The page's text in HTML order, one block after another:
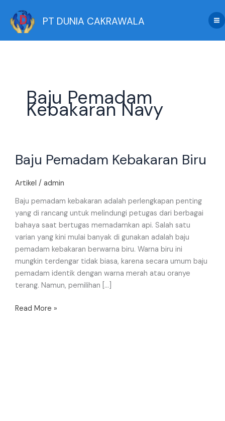
content
PT DUNIA CAKRAWALA
Baju Pemadam
Kebakaran Navy
Baju Pemadam Kebakaran Biru
Artikel / admin
Baju pemadam kebakaran adalah perlengkapan penting
yang di rancang untuk melindungi petugas dari berbagai
bahaya saat bertugas memadamkan api. Salah satu
varian yang kini mulai banyak di gunakan adalah baju
pemadam kebakaran berwarna biru. Warna biru ini
mungkin terdengar tidak biasa, karena secara umum baju
pemadam identik dengan warna merah atau oranye
terang. Namun, pemilihan […]
Pemadam
Kebakaran
Biru
Read More »